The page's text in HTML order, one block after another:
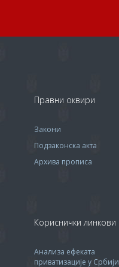
Правни оквири
Закони
Подзаконска акта
Архива прописa
Кориснички линкови
Анализа ефеката
приватизације у Србији